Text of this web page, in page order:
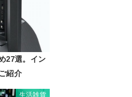
27選。イン
紹介
生活雑貨